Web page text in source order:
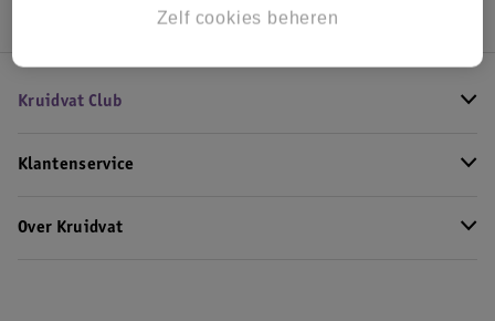
Kruidvat Club
Klantenservice
Over Kruidvat
Zelf cookies beheren